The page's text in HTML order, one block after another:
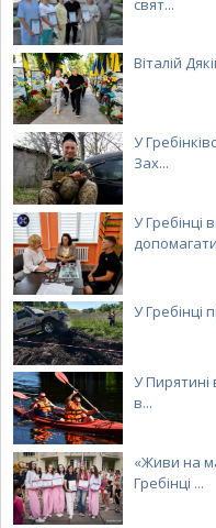
Віталій
У
Зах...
У Гребінці
У Гребінці
У Пирятині
в...
«Живи на
Гребінці ...